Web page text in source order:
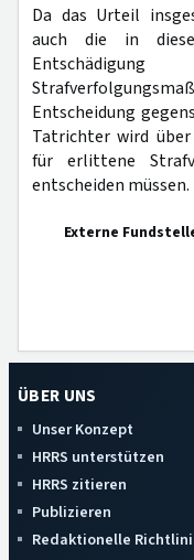
Da das Urteil
auch die in
Entscheidung
Tatrichter wird
für erlittene
entscheiden müssen.
Externe
ÜBER UNS
Unser Konzept
HRRS unterstützen
HRRS zitieren
Publizieren
Redaktionelle